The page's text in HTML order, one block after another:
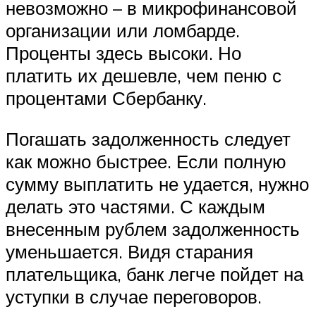
невозможно – в микрофинансовой
организации или ломбарде.
Проценты здесь высоки. Но
платить их дешевле, чем пеню с
процентами Сбербанку.
Погашать задолженность следует
как можно быстрее. Если полную
сумму выплатить не удается, нужно
делать это частями. С каждым
внесенным рублем задолженность
уменьшается. Видя старания
плательщика, банк легче пойдет на
уступки в случае переговоров.